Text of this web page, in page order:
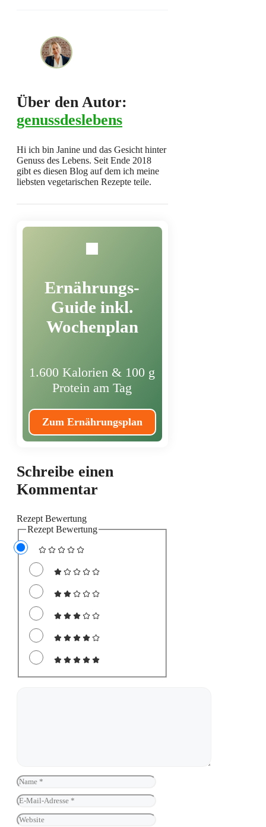
Über den Autor:
genussdeslebens
Hi ich bin Janine und das Gesicht hinter
Genuss des Lebens. Seit Ende 2018
gibt es diesen Blog auf dem ich meine
liebsten vegetarischen Rezepte teile.
Ernährungs-
Guide inkl.
Wochenplan
1.600 Kalorien & 100 g
Protein am Tag
Zum Ernährungsplan
Schreibe einen
Kommentar
Rezept Bewertung
Rezept Bewertung
Name
E-
Adresse
Website